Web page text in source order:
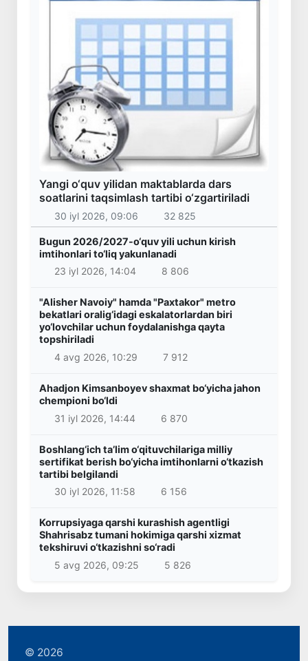
Yangi o‘quv yilidan maktablarda dars
soatlarini taqsimlash tartibi o‘zgartiriladi
30 iyl 2026, 09:06 32 825
Bugun 2026/2027-o‘quv yili uchun kirish
imtihonlari to‘liq yakunlanadi
23 iyl 2026, 14:04
8 806
"Alisher Navoiy" hamda "Paxtakor" metro
bekatlari oralig‘idagi eskalatorlardan biri
yo‘lovchilar uchun foydalanishga qayta
topshiriladi
4 avg 2026, 10:29
7 912
Ahadjon Kimsanboyev shaxmat bo‘yicha jahon
chempioni bo‘ldi
31 iyl 2026, 14:44
6 870
Boshlang‘ich ta’lim o‘qituvchilariga milliy
sertifikat berish bo‘yicha imtihonlarni o‘tkazish
tartibi belgilandi
30 iyl 2026, 11:58
6 156
Korrupsiyaga qarshi kurashish agentligi
Shahrisabz tumani hokimiga qarshi xizmat
tekshiruvi o‘tkazishni so‘radi
5 avg 2026, 09:25
5 826
© 2026